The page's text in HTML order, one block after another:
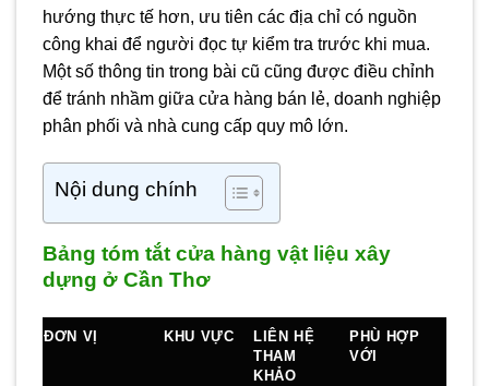
hướng thực tế hơn, ưu tiên các địa chỉ có nguồn
công khai để người đọc tự kiểm tra trước khi mua.
Một số thông tin trong bài cũ cũng được điều chỉnh
để tránh nhầm giữa cửa hàng bán lẻ, doanh nghiệp
phân phối và nhà cung cấp quy mô lớn.
Nội dung chính
Bảng tóm tắt cửa hàng vật liệu xây
dựng ở Cần Thơ
ĐƠN VỊ KHU VỰC
LIÊN HỆ
THAM
KHẢO
PHÙ HỢP
VỚI